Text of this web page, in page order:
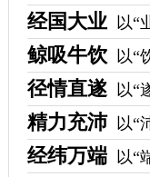
经国大业 以“
鲸吸牛饮 以“
径情直遂 以“
精力充沛 以“
经纬万端 以“